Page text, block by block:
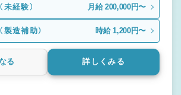
経験） 月給 200,000円〜
製造補助） 時給 1,200円〜
る 詳しくみる